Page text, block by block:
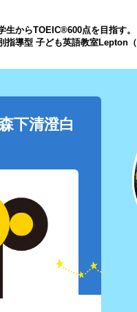
生からTOEIC®600点を目指す。
指導型 子ども英語教室Lepton（
下清澄白